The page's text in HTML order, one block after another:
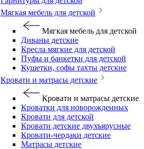
Мягкая мебель для детской
Мягкая мебель для детской
Диваны детские
Кресла мягкие для детской
Пуфы и банкетки для детской
Кушетки, софы тахты детские
Кровати и матрасы детские
Кровати и матрасы детские
Кроватки для новорожденных
Кровати для детской
Кровати детские двухъярусные
Кровати-чердаки детские
Матрасы детские